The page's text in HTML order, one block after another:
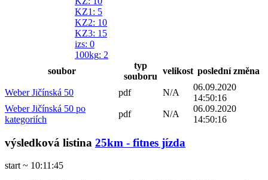
KZ1 : 5
KZ2: 10
KZ3: 15
izs: 0
100kg: 2
soubor
typ
souboru
velikost poslední změna
Weber Jičínská 50 pdf N/A
06.09.2020
14:50:16
Weber Jičínská 50 po
kategoriích
pdf N/A
06.09.2020
14:50:16
výsledková listina 25km - fitnes jízda
start ~ 10:11:45